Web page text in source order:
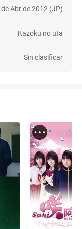
de Abr de 2012 (JP)
Kazoku no uta
Sin clasificar